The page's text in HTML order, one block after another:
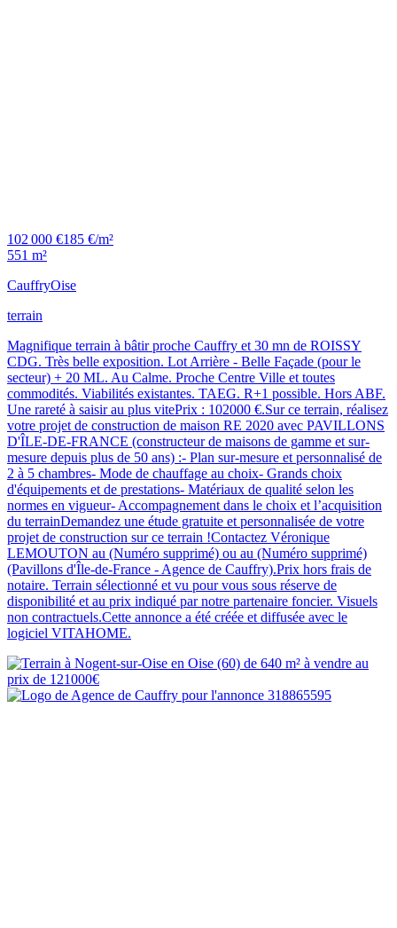
102 000 €185 €/m²
551 m²
CauffryOise
terrain
Magnifique terrain à bâtir proche Cauffry et 30 mn de ROISSY
CDG. Très belle exposition. Lot Arrière - Belle Façade (pour le
secteur) + 20 ML. Au Calme. Proche Centre Ville et toutes
commodités. Viabilités existantes. TAEG. R+1 possible. Hors ABF.
Une rareté à saisir au plus vitePrix : 102000 €.Sur ce terrain, réalisez
votre projet de construction de maison RE 2020 avec PAVILLONS
D'ÎLE-DE-FRANCE (constructeur de maisons de gamme et sur-
mesure depuis plus de 50 ans) :- Plan sur-mesure et personnalisé de
2 à 5 chambres- Mode de chauffage au choix- Grands choix
d'équipements et de prestations- Matériaux de qualité selon les
normes en vigueur- Accompagnement dans le choix et l’acquisition
du terrainDemandez une étude gratuite et personnalisée de votre
projet de construction sur ce terrain !Contactez Véronique
LEMOUTON au (Numéro supprimé) ou au (Numéro supprimé)
(Pavillons d'Île-de-France - Agence de Cauffry).Prix hors frais de
notaire. Terrain sélectionné et vu pour vous sous réserve de
disponibilité et au prix indiqué par notre partenaire foncier. Visuels
non contractuels.Cette annonce a été créée et diffusée avec le
logiciel VITAHOME.